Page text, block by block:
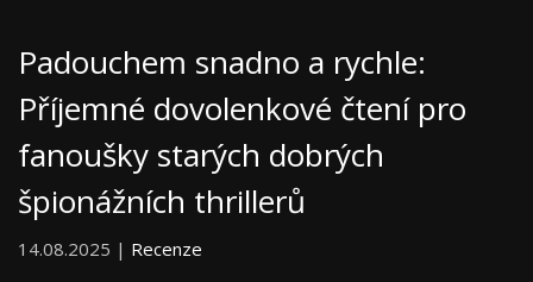
Padouchem snadno a rychle:
Příjemné dovolenkové čtení pro
fanoušky starých dobrých
špionážních thrillerů
14.08.2025 | Recenze